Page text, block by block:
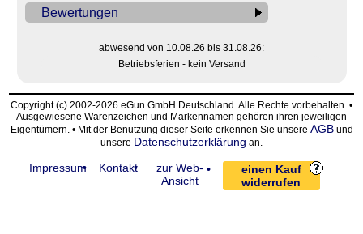
Bewertungen
abwesend von 10.08.26 bis 31.08.26:
Betriebsferien - kein Versand
Copyright (c) 2002-2026 eGun GmbH Deutschland. Alle Rechte vorbehalten. •
Ausgewiesene Warenzeichen und Markennamen gehören ihren jeweiligen
Eigentümern. • Mit der Benutzung dieser Seite erkennen Sie unsere AGBund
unsere Datenschutzerklärung an.
Impressum Kontakt
zur Web-
Ansicht
einen Kauf
widerrufen